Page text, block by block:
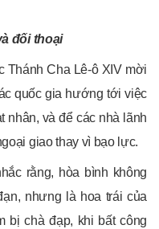
đối thoại
Thánh Cha Lê-ô XIV mời
quốc gia hướng tới việc
nhân, và để các nhà lãnh
giao thay vì bạo lực.
rằng, hòa bình không
nhưng là hoa trái của
bị chà đạp, khi bất công